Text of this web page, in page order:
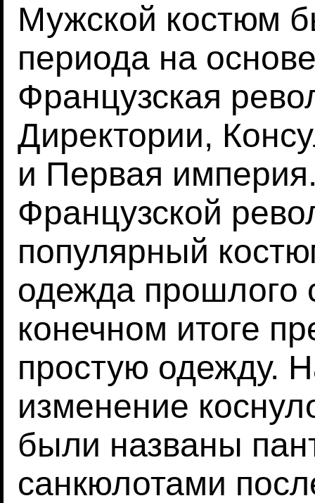
Мужской костюм
периода на
Французская
Директории,
и Первая
Французской
популярный
одежда прошлого
конечном итоге
простую одежду.
изменение
были названы
санкюлотами